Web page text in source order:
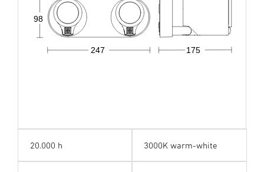
247 175
98
20.000 h 3000K warm-white